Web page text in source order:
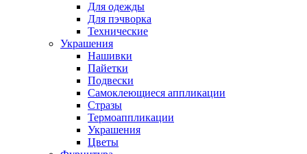
Для одежды
Для пэчворка
Технические
Украшения
Нашивки
Пайетки
Подвески
Самоклеющиеся аппликации
Стразы
Термоаппликации
Украшения
Цветы